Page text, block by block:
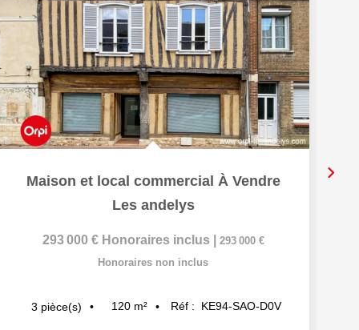
Maison et local commercial À Vendre
Les andelys
293 000 € Honoraires inclus
293 000 €
Honoraires non inclus
3 pièce(s) 120 m² Réf : KE94-SAO-D0V